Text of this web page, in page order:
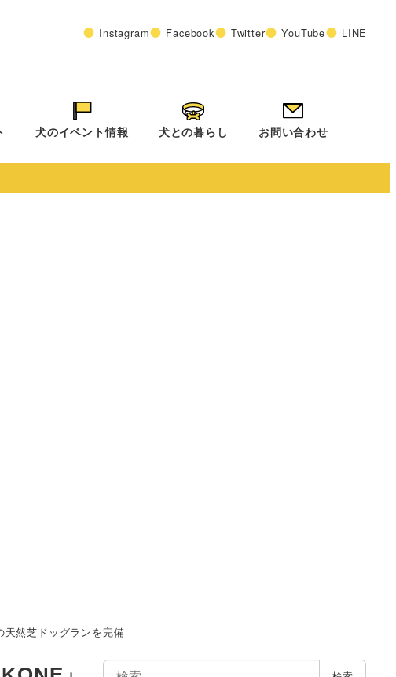
Instagram Facebook Twitter YouTube LINE
犬のイベント情報 犬との暮らし お問い合わせ
天然芝ドッグランを完備
検